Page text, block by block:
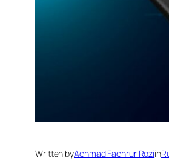
Written byAchmad Fachrur Roziin